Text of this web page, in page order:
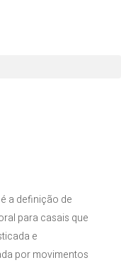
a definição de
para casais que
e
por movimentos